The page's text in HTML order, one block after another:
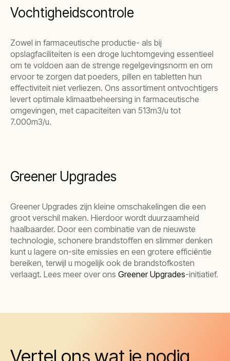
Vochtigheidscontrole
Zowel in farmaceutische productie- als bij
opslagfaciliteiten is een droge luchtomgeving essentieel
om te voldoen aan de strenge regelgevingsnorm en om
ervoor te zorgen dat poeders, pillen en tabletten hun
effectiviteit niet verliezen. Ons assortiment ontvochtigers
levert optimale klimaatbeheersing in farmaceutische
omgevingen, met capaciteiten van 513m3/u tot
7.000m3/u.
Greener Upgrades
Greener Upgrades zijn kleine omschakelingen die een
groot verschil maken. Hierdoor wordt duurzaamheid
haalbaarder. Door een combinatie van de nieuwste
technologie, schonere brandstoffen en slimmer denken
kunt u lagere on-site emissies en een grotere efficiëntie
bereiken, terwijl u mogelijk ook de brandstofkosten
verlaagt. Lees meer over ons Greener Upgrades-initiatief.
Vertel ons wat je nodig